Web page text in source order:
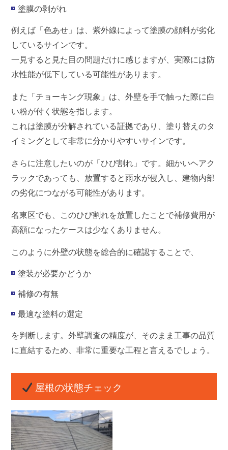
塗膜の剥がれ
例えば「色あせ」は、紫外線によって塗膜の顔料が劣化
しているサインです。
一見すると見た目の問題だけに感じますが、実際には防
水性能が低下している可能性があります。
また「チョーキング現象」は、外壁を手で触った際に白
い粉が付く状態を指します。
これは塗膜が分解されている証拠であり、塗り替えのタ
イミングとして非常に分かりやすいサインです。
さらに注意したいのが「ひび割れ」です。細かいヘアク
ラックであっても、放置すると雨水が侵入し、建物内部
の劣化につながる可能性があります。
名東区でも、このひび割れを放置したことで補修費用が
高額になったケースは少なくありません。
このように外壁の状態を総合的に確認することで、
塗装が必要かどうか
補修の有無
最適な塗料の選定
を判断します。外壁調査の精度が、そのまま工事の品質
に直結するため、非常に重要な工程と言えるでしょう。
屋根の状態チェック